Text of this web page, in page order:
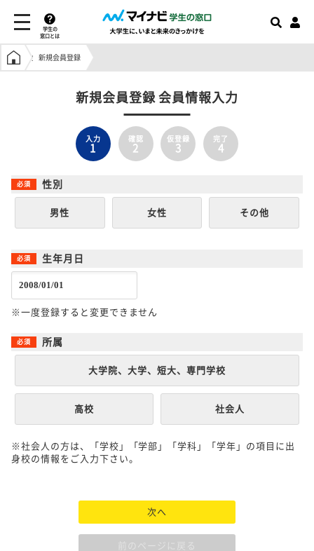
学生の
窓口とは
学生の窓口トップ
新規会員登録
新規会員登録 会員情報入力
入力
1
確認
2
仮登録
3
完了
4
性別
男性 女性 その他
生年月日
※一度登録すると変更できません
所属
大学院、大学、短大、専門学校
高校 社会人
※社会人の方は、「学校」「学部」「学科」「学年」の項目に出
身校の情報をご入力下さい。
次へ
前のページに戻る